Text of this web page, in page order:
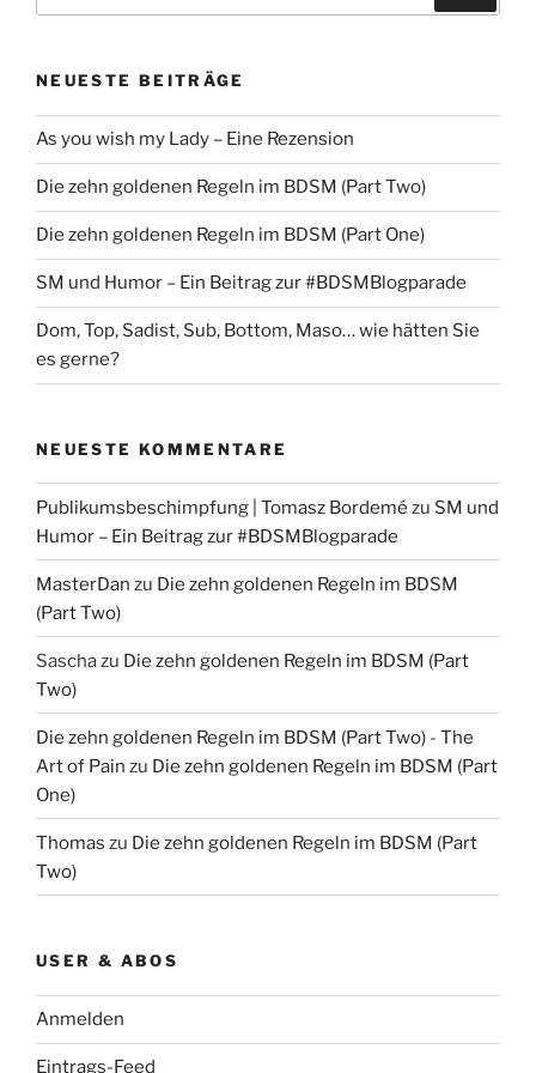
NEUESTE BEITRÄGE
As you wish my Lady – Eine Rezension
Die zehn goldenen Regeln im BDSM (Part Two)
Die zehn goldenen Regeln im BDSM (Part One)
SM und Humor – Ein Beitrag zur #BDSMBlogparade
Dom, Top, Sadist, Sub, Bottom, Maso… wie hätten Sie
es gerne?
NEUESTE KOMMENTARE
Publikumsbeschimpfung | Tomasz Bordemé zu SM und
Humor – Ein Beitrag zur #BDSMBlogparade
MasterDan zu Die zehn goldenen Regeln im BDSM
(Part Two)
Saschazu Die zehn goldenen Regeln im BDSM (Part
Two)
Die zehn goldenen Regeln im BDSM (Part Two) - The
Art of Pain zu Die zehn goldenen Regeln im BDSM (Part
One)
Thomas zu Die zehn goldenen Regeln im BDSM (Part
Two)
USER & ABOS
Anmelden
Eintrags-Feed